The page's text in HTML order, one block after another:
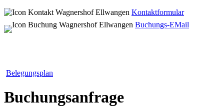
Kontaktformular
Buchungs-EMail
Belegungsplan
Buchungsanfrage